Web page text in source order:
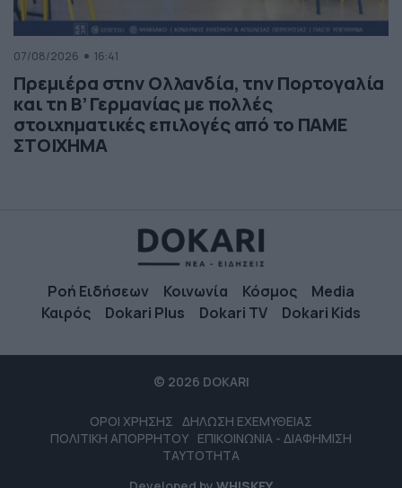
07/08/2026 16:41
Πρεμιέρα στην Ολλανδία, την Πορτογαλία
και τη Β’ Γερμανίας με πολλές
στοιχηματικές επιλογές από το ΠΑΜΕ
ΣΤΟΙΧΗΜΑ
Ροή Ειδήσεων Κοινωνία Κόσμος
Media
Καιρός
Dokari Plus Dokari TV Dokari Kids
© 2026 DOKARI
ΟΡΟΙ ΧΡΗΣΗΣ ΔΗΛΩΣΗ ΕΧΕΜΥΘΕΙΑΣ
ΠΟΛΙΤΙΚΗ ΑΠΟΡΡΗΤΟΥ ΕΠΙΚΟΙΝΩΝΙΑ - ΔΙΑΦΗΜΙΣΗ
ΤΑΥΤΟΤΗΤΑ